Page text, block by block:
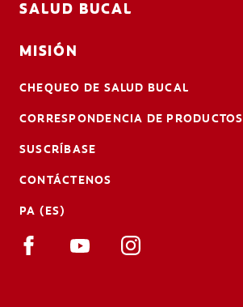
SALUD BUCAL
MISIÓN
CHEQUEO DE SALUD BUCAL
CORRESPONDENCIA DE PRODUCTOS
SUSCRÍBASE
CONTÁCTENOS
PA (ES)